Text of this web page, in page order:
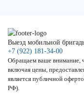
Выезд мобильной
+7 (922) 181-34-00
Обращаем ваше внимание,
включая цены,
является публичной
РФ).